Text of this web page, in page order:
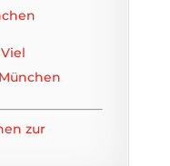
Viel
zur